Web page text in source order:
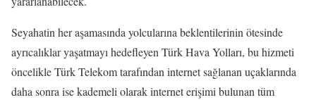
Seyahatin her aşamasında yolcularına beklentilerinin ötesinde
ayrıcalıklar yaşatmayı hedefleyen Türk Hava Yolları, bu hizmeti
öncelikle Türk Telekom tarafından internet sağlanan uçaklarında
daha sonra ise kademeli olarak internet erişimi bulunan tüm